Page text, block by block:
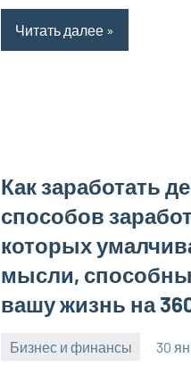
Читать далее
Как заработать
способов
которых
мысли,
вашу жизнь на
Бизнес и финансы 30
stroyotdelde